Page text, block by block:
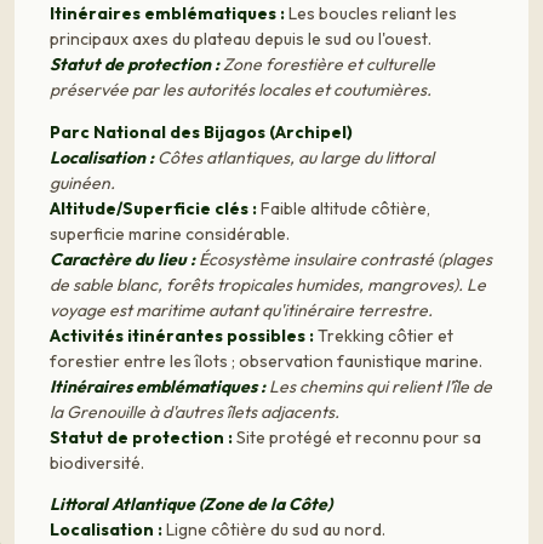
Itinéraires emblématiques :Les boucles reliant les
principaux axes du plateau depuis le sud ou l'ouest.
Statut de protection :Zone forestière et culturelle
préservée par les autorités locales et coutumières.
Parc National des Bijagos (Archipel)
Localisation :Côtes atlantiques, au large du littoral
guinéen.
Altitude/Superficie clés :Faible altitude côtière,
superficie marine considérable.
Caractère du lieu :Écosystème insulaire contrasté (plages
de sable blanc, forêts tropicales humides, mangroves). Le
voyage est maritime autant qu'itinéraire terrestre.
Activités itinérantes possibles :Trekking côtier et
forestier entre les îlots ; observation faunistique marine.
Itinéraires emblématiques :Les chemins qui relient l’île de
la Grenouille à d'autres îlets adjacents.
Statut de protection :Site protégé et reconnu pour sa
biodiversité.
Littoral Atlantique (Zone de la Côte)
Localisation :Ligne côtière du sud au nord.